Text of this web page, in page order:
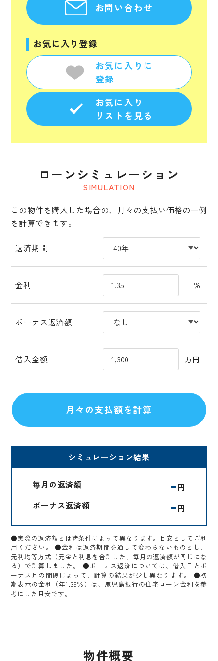
お問い合わせ
お気に入り登録
お気に入りに
登録
お気に入り
リストを見る
SIMULATION
ローンシミュレーション
この物件を購入した場合の、月々の支払い価格の一例
を計算できます。
返済期間
金利 %
ボーナス返済額
借入金額 万円
シミュレーション結果
毎月の返済額 - 円
ボーナス返済額
- 円
●実際の返済額とは諸条件によって異なります。目安としてご利
用ください。 ●金利は返済期間を通して変わらないものとし、
元利均等方式（元金と利息を合計した、毎月の返済額が同じにな
る）で計算しました。 ●ボーナス返済については、借入日とボ
ーナス月の間隔によって、計算の結果が少し異なります。 ●初
期表示の金利（年1.35％）は、鹿児島銀行の住宅ローン金利を参
考にした目安です。
物件概要